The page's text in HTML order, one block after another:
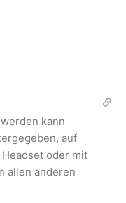
kann
auf
oder mit
allen anderen